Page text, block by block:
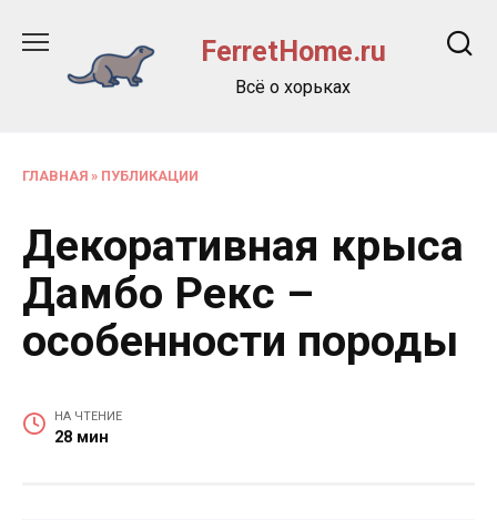
содержанию
FerretHome.ru
Всё о хорьках
ГЛАВНАЯ » ПУБЛИКАЦИИ
Декоративная крыса
Дамбо Рекс –
особенности породы
НА ЧТЕНИЕ
28 мин